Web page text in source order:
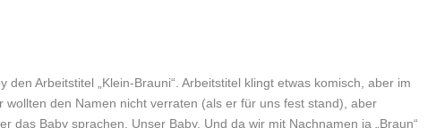
Arbeitstitel „Klein-Brauni“. Arbeitstitel klingt etwas komisch, aber im
den Namen nicht verraten (als er für uns fest stand), aber
das Baby sprachen. Unser Baby. Und da wir mit Nachnamen ja „Braun“